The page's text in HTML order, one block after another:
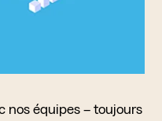
nos équipes – toujours